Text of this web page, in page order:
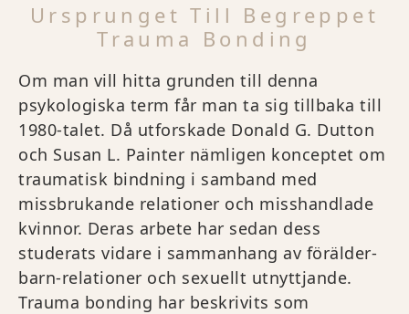
Ursprunget Till Begreppet
Trauma Bonding
Om man vill hitta grunden till denna
psykologiska term får man ta sig tillbaka till
1980-talet. Då utforskade Donald G. Dutton
och Susan L. Painter nämligen konceptet om
traumatisk bindning i samband med
missbrukande relationer och misshandlade
kvinnor. Deras arbete har sedan dess
studerats vidare i sammanhang av förälder-
barn-relationer och sexuellt utnyttjande.
Trauma bonding har beskrivits som